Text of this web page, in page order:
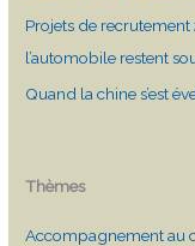
Projets de
l’automobile restent
Quand la chine s’est
Thèmes
Accompagnement au